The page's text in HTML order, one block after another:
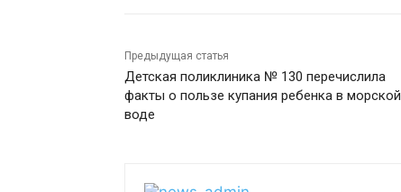
Предыдущая статья
Детская поликлиника № 130 перечислила
факты о пользе купания ребенка в морской
воде